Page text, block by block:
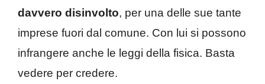
davvero disinvolto, per una delle sue tante
imprese fuori dal comune. Con lui si possono
infrangere anche le leggi della fisica. Basta
vedere per credere.